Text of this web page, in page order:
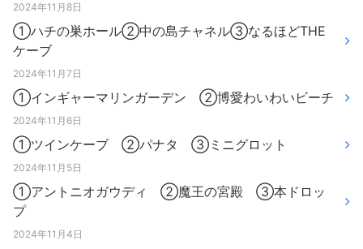
2024年11月8日
①ハチの巣ホール②中の島チャネル③なるほどTHE
ケーブ
2024年11月7日
①インギャーマリンガーデン ②博愛わいわいビーチ
2024年11月6日
①ツインケーブ ②パナタ ③ミニグロット
2024年11月5日
①アントニオガウディ ②魔王の宮殿 ③本ドロッ
プ
2024年11月4日